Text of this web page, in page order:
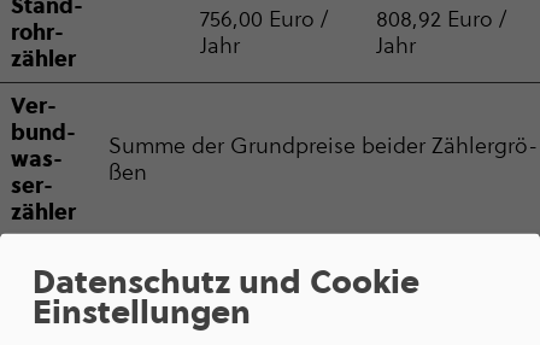
Stand­
rohr­
zäh­ler
756,00 Euro /
Jahr
808,92 Euro /
Jahr
Ver­
bund­
was­
ser­
zäh­ler
Summe der Grund­preise beider Zäh­ler­grö­
ßen
Im Bruttopreis ist zusätzlich die Umsatzsteuer in Höhe
von 7% enthalten. Alle mit Umsatzsteuer genannten
Preise sind auf zwei Nach­kom­ma­stellen gerundet.
Datenschutz und Cookie
Einstellungen